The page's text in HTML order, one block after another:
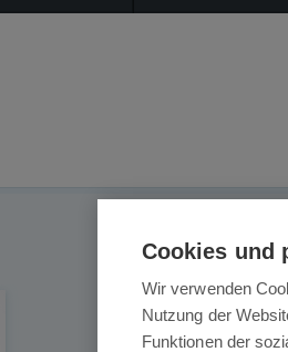
Cookies und
Wir verwenden
Nutzung der
Funktionen der